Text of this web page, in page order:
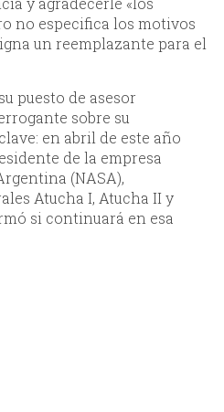
no especifica los motivos
un reemplazante para el
puesto de asesor
sobre su
en abril de este año
de la empresa
(NASA),
Atucha I, Atucha II y
si continuará en esa